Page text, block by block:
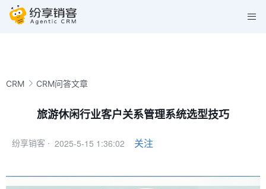
CRM CRM问答文章
旅游休闲行业客户关系管理系统选型技巧
纷享销客 · 2025-5-15 1:36:02 关注